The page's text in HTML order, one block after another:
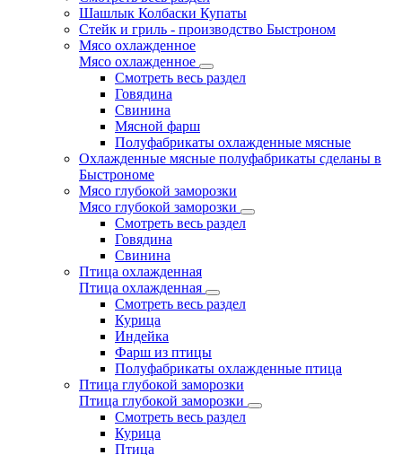
Шашлык Колбаски Купаты
Стейк и гриль - производство Быстроном
Мясо охлажденное
Мясо охлажденное
Смотреть весь раздел
Говядина
Свинина
Мясной фарш
Полуфабрикаты охлажденные мясные
Охлажденные мясные полуфабрикаты сделаны в
Быстрономе
Мясо глубокой заморозки
Мясо глубокой заморозки
Смотреть весь раздел
Говядина
Свинина
Птица охлажденная
Птица охлажденная
Смотреть весь раздел
Курица
Индейка
Фарш из птицы
Полуфабрикаты охлажденные птица
Птица глубокой заморозки
Птица глубокой заморозки
Смотреть весь раздел
Курица
Птица